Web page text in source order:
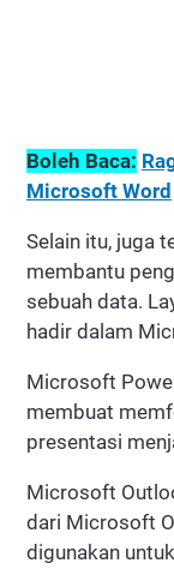
Boleh Baca:
Microsoft Word
Selain itu, juga
membantu
sebuah data.
hadir dalam
Microsoft
membuat
presentasi
Microsoft
dari Microsoft
digunakan